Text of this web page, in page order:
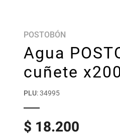
POSTOBÓN
Agua
cuñete
PLU:34995
$ 18.200